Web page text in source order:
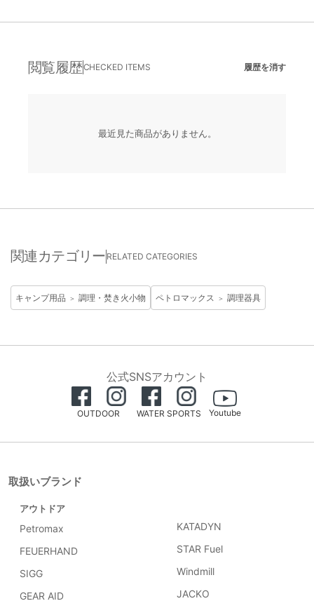
閲覧履歴CHECKED ITEMS 履歴を消す
最近見た商品がありません。
関連カテゴリー RELATED CATEGORIES
キャンプ用品 ＞ 調理・焚き火小物 ペトロマックス ＞ 調理器具
公式SNSアカウント
OUTDOOR WATER SPORTS Youtube
取扱いブランド
アウトドア
Petromax
FEUERHAND
SIGG
GEAR AID
KATADYN
STAR Fuel
Windmill
JACKO